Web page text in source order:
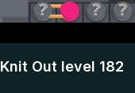
Knit Out level 182